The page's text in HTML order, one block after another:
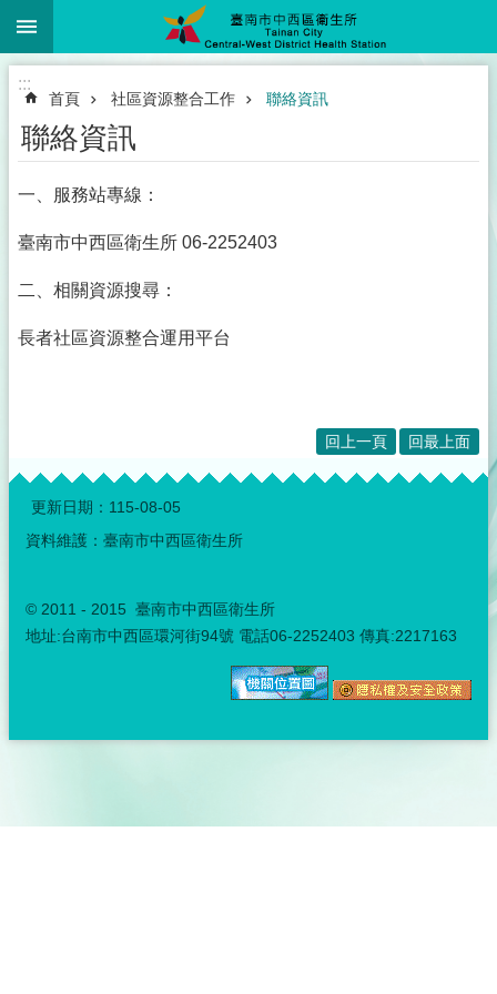
跳到主要內容區塊
:::
首頁 社區資源整合工作 聯絡資訊
聯絡資訊
一、服務站專線：
臺南市中西區衛生所 06-2252403
二、相關資源搜尋：
長者社區資源整合運用平台
回上一頁 回最上面
:::
更新日期： 115-08-05
資料維護：臺南市中西區衛生所
© 2011 - 2015 臺南市中西區衛生所
地址:台南市中西區環河街94號 電話06-2252403 傳真:2217163